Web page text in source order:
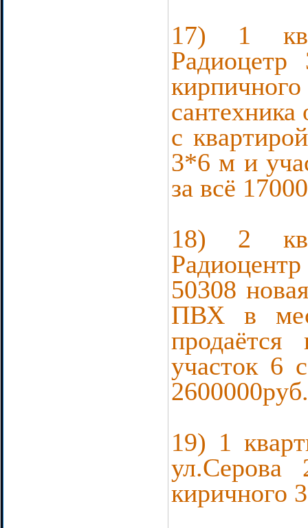
17) 1
Радиоцетр
с
3*6 м и
за всё
18) 2
50308
ПВХ в
участок 6
2600000руб.
19) 1
ул.Серова
киричного